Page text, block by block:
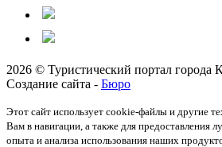
2026 © Туристический портал города
Создание сайта - Бюро
Этот сайт использует cookie-файлы и другие
Вам в навигации, а также для предоставления
опыта и анализа использования наших